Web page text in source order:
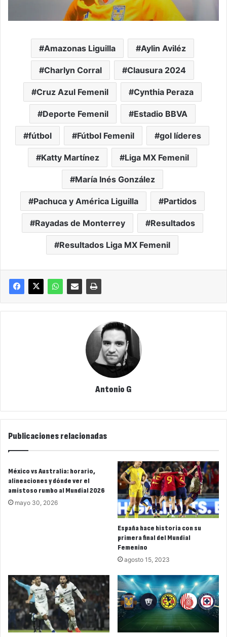
Amazonas Liguilla Aylin Aviléz
Charlyn Corral Clausura 2024
Cruz Azul Femenil Cynthia Peraza
Deporte Femenil Estadio BBVA
fútbol Fútbol Femenil gol líderes
Katty Martínez Liga MX Femenil
María Inés González
Pachuca y América Liguilla Partidos
Rayadas de Monterrey Resultados
Resultados Liga MX Femenil
Antonio G
Publicaciones relacionadas
México vs Australia: horario,
alineaciones y dónde ver el
amistoso rumbo al Mundial 2026
mayo 30, 2026
España hace historia con su
primera final del Mundial
Femenino
agosto 15, 2023